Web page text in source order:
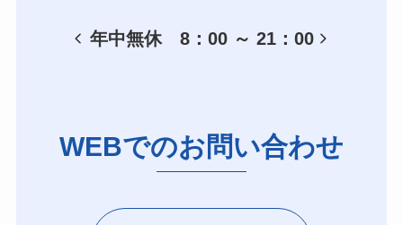
年中無休 8：00 ～ 21：00
WEBでのお問い合わせ